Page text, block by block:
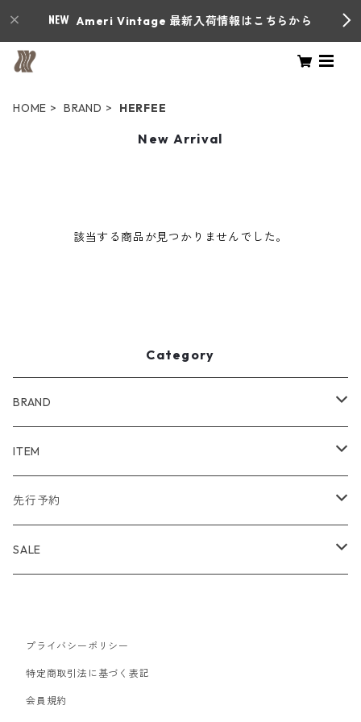
Ameri Vintage 最新入荷情報はこちらから
HOME BRAND HERFEE
New Arrival
該当する商品が見つかりませんでした。
Category
BRAND
WIND AND SEA
アウター
トップス
帽子
NAISSANCE
アウター
bal
トップス
アウター
MAISON EUREKA
アウター
SON OF THE CHEESE
ITEM
アウター
トップス
ワンピース
バッグ
先行予約
TODAYFUL 2020 SUMMER
Uhr 2025 Autumn / Winter
Uhr 2025 SPRING / SUMMER
SALE
20%
30%
プライバシーポリシー
特定商取引法に基づく表記
会員規約